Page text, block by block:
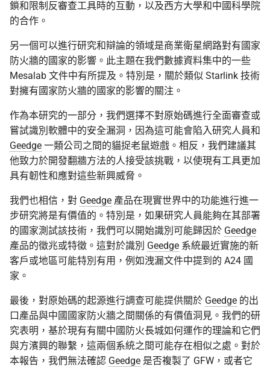
鎖和限制反審查工具時的互動，以及西方大學和中國科學院
的合作。
另一個可以進行研究和辯論的領域是商業衛星網路對有國家
防火牆的國家的影響。此主題在我們數據資料集中的一些
Mesalab 文件中有所提及。特別是，關於類似 Starlink 技術
對擁有國家防火牆的國家的影響的關注。
作為本研究的一部分，我們選擇不對原始碼進行全面審查或
嘗試識別軟體中的安全漏洞，因為這可能會陷入研究人員和
Geedge 一類公司之間的貓捉老鼠遊戲。相反，我們建議其
他致力於開發翻牆方法的人接受該挑戰，以使現有工具更加
具有韌性和應對這些新興威脅。
我們也相信，對 Geedge 產品在現實世界中的功能進行進一
步研究將是有價值的。特別是，如果研究人員能夠在其部署
的國家測試該技術，我們可以開始識別可能歸因於 Geedge
產品的徵兆或特徵。這對於識別 Geedge 系統最近實施的新
客戶或地區可能特別有用，例如洩漏文件中提到的 A24 國
家。
最後，對原始碼的起源進行調查可能提供關於 Geedge 的出
口產品與中國國家防火牆之間關係的有價值洞見。我們的研
究表明，基於現有有關中國防火長城如何運作的理論和它們
與方濱興的聯繫，這兩個系統之間可能存在相似之處。對於
本報告，我們無法確認 Geedge 是否複製了 GFW，或者它